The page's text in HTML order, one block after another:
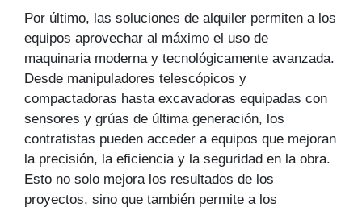
Por último, las soluciones de alquiler permiten a los
equipos aprovechar al máximo el uso de
maquinaria moderna y tecnológicamente avanzada.
Desde manipuladores telescópicos y
compactadoras hasta excavadoras equipadas con
sensores y grúas de última generación, los
contratistas pueden acceder a equipos que mejoran
la precisión, la eficiencia y la seguridad en la obra.
Esto no solo mejora los resultados de los
proyectos, sino que también permite a los